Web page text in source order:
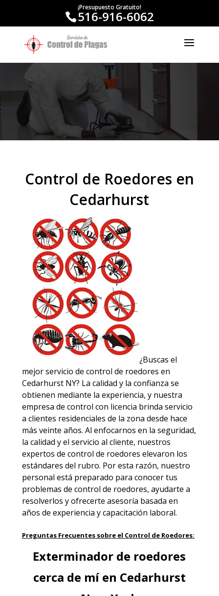
¡Presupuesto Gratuito!
516-916-6062
Control de Roedores en
Cedarhurst
¿Buscas el
mejor servicio de control de roedores en
Cedarhurst NY? La calidad y la confianza se
obtienen mediante la experiencia, y nuestra
empresa de control con licencia brinda servicio
a clientes residenciales de la zona desde hace
más veinte años. Al enfocarnos en la seguridad,
la calidad y el servicio al cliente, nuestros
expertos de control de roedores elevaron los
estándares del rubro. Por esta razón, nuestro
personal está preparado para conocer tus
problemas de control de roedores, ayudarte a
resolverlos y ofrecerte asesoría basada en
años de experiencia y capacitación laboral.
Preguntas Frecuentes sobre el Control de Roedores:
Exterminador de roedores
cerca de mí en Cedarhurst